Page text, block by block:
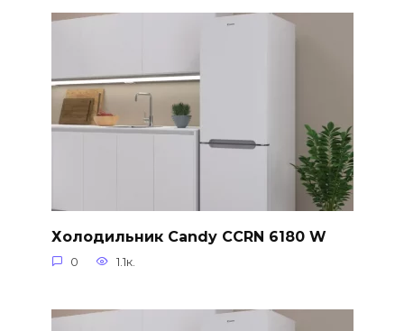
Холодильник Candy CCRN 6180 W
0 1.1к.